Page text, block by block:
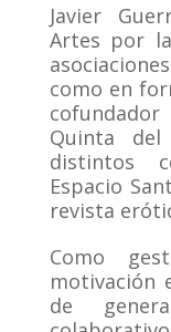
Javier
Artes por
como en
Quinta
distintos
Espacio
revista
Como
motivación
de